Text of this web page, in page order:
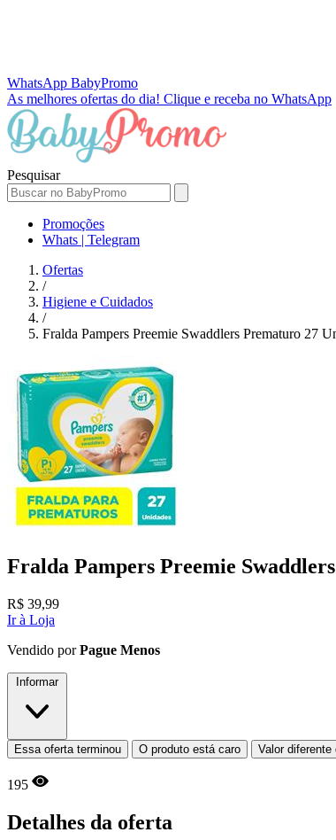
WhatsApp BabyPromo
As melhores ofertas do dia! Clique e receba no WhatsApp
Pesquisar
Promoções
Whats | Telegram
Ofertas
/
Higiene e Cuidados
/
Fralda Pampers Preemie Swaddlers Prematuro 27
Fralda Pampers Preemie
R$ 39,99
Ir à Loja
Vendido porPague Menos
Informar
Essa oferta terminou O produto está caro Valor diferente
195
Detalhes da oferta